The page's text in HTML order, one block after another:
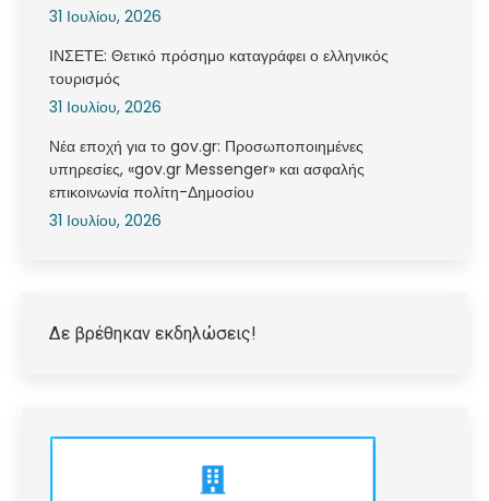
31 Ιουλίου, 2026
ΙΝΣΕΤΕ: Θετικό πρόσημο καταγράφει ο ελληνικός
τουρισμός
31 Ιουλίου, 2026
Νέα εποχή για το gov.gr: Προσωποποιημένες
υπηρεσίες, «gov.gr Messenger» και ασφαλής
επικοινωνία πολίτη-Δημοσίου
31 Ιουλίου, 2026
Δε βρέθηκαν εκδηλώσεις!